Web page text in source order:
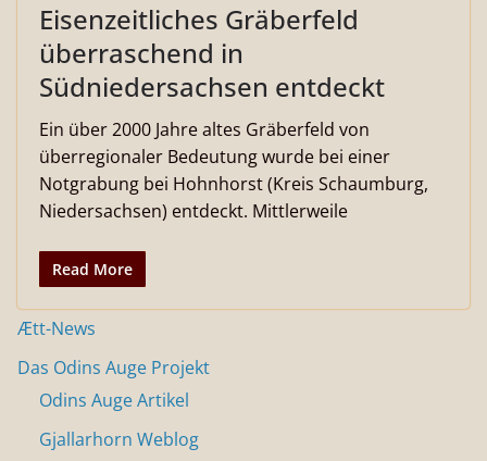
Eisenzeitliches Gräberfeld
überraschend in
Südniedersachsen entdeckt
Ein über 2000 Jahre altes Gräberfeld von
überregionaler Bedeutung wurde bei einer
Notgrabung bei Hohnhorst (Kreis Schaumburg,
Niedersachsen) entdeckt. Mittlerweile
Read More
Ætt-News
Das Odins Auge Projekt
Odins Auge Artikel
Gjallarhorn Weblog